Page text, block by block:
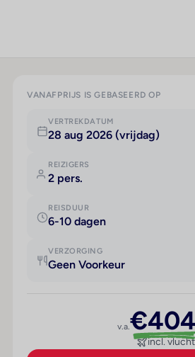
VANAFPRIJS IS GEBASEERD OP
VERTREKDATUM
28 aug 2026 (vrijdag)
REIZIGERS
2 pers.
REISDUUR
6-10 dagen
VERZORGING
Geen Voorkeur
v.a.€404
incl. vlucht